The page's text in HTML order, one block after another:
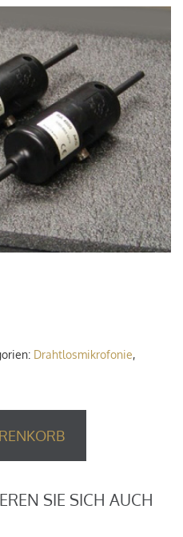
Drahtlosmikrofonie,
SIE SICH AUCH